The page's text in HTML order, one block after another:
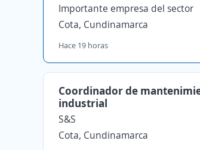
Importante empresa del sector
Cota, Cundinamarca
Hace 19 horas
Coordinador de
industrial
S&S
Cota, Cundinamarca